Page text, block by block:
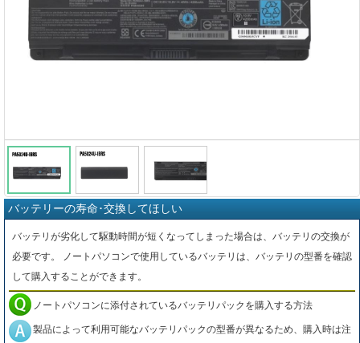
バッテリーの寿命･交換してほしい
バッテリが劣化して駆動時間が短くなってしまった場合は、バッテリの交換が
必要です。 ノートパソコンで使用しているバッテリは、バッテリの型番を確認
して購入することができます。
ノートパソコンに添付されているバッテリパックを購入する方法
製品によって利用可能なバッテリパックの型番が異なるため、購入時は注